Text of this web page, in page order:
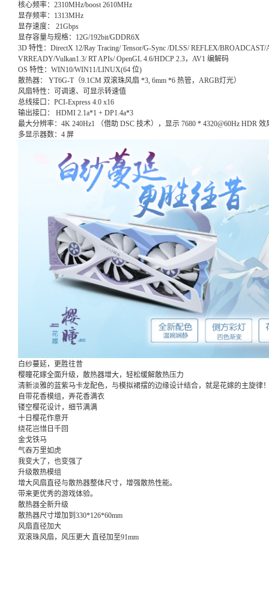
核心频率：2310MHz/boost 2610MHz
显存频率：1313MHz
显存速度： 21Gbps
显存容量与规格：12G/192bit/GDDR6X
3D 特性：DirectX 12/Ray Tracing/ Tensor/G-Sync /DLSS/ REFLEX/BROADCAST/
VRREADY/Vulkan1.3/ RT APIs/ OpenGL 4.6/HDCP 2.3，AV1 编解码
OS 特性：WIN10/WIN11/LINUX(64 位)
散热器： YT6G-T（9.1CM 双滚珠风扇 *3, 6mm *6 热管，ARGB灯光）
风扇特性：可调速、可显示转速值
总线接口：PCI-Express 4.0 x16
输出接口： HDMI 2.1a*1 + DP1.4a*3
最大分辨率：4K 240Hz1 （借助 DSC 技术），显示 7680 * 4320@60Hz HDR 效
多显示器数：4 屏
白纱蔓延，更胜往昔
樱瞳花嫁全面升级，散热器增大，轻松缓解散热压力
清新淡雅的蓝紫马卡龙配色，与模拟裙摆的边缘设计结合，就是花嫁的主旋律
自带花香模组，弄花香满衣
镂空樱花设计，细节满满
十日樱花作意开
绕花岂惜日千回
金戈铁马
气吞万里如虎
我变大了，也变强了
升级散热模组
增大风扇直径与散热器整体尺寸，增强散热性能。
带来更优秀的游戏体验。
散热器全新升级
散热器尺寸增加到330*126*60mm
风扇直径加大
双滚珠风扇，风压更大 直径加至91mm